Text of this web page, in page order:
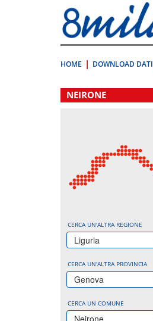
direttamente
a:
Contenuto
HOME DOWNLOAD DATI
.
NEIRONE
CERCA UN'ALTRA REGIONE
Liguria
CERCA UN'ALTRA PROVINCIA
Genova
CERCA UN COMUNE
Neirone